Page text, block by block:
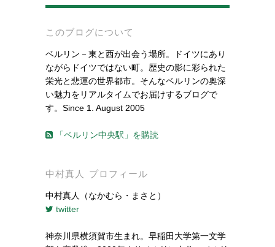
このブログについて
ベルリン－東と西が出会う場所。ドイツにあり
ながらドイツではない町。歴史の影に彩られた
栄光と悲運の世界都市。そんなベルリンの奥深
い魅力をリアルタイムでお届けするブログで
す。Since 1. August 2005
「ベルリン中央駅」を購読
中村真人 プロフィール
中村真人（なかむら・まさと）
twitter
神奈川県横須賀市生まれ。早稲田大学第一文学